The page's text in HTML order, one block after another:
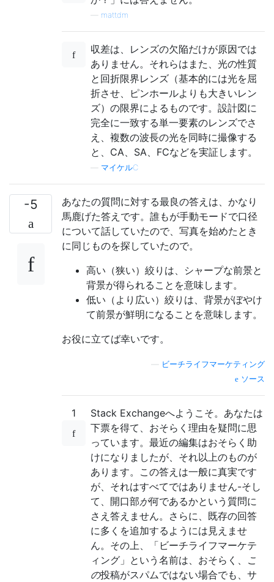
mattdm
収差は、レンズの欠陥だけが原因では
ありません。それらはまた、光の性質
と回折限界レンズ（基本的には光を屈
折させ、ピンホールよりも大きいレン
ズ）の限界によるものです。設計図に
完全に一致する単一要素のレンズでさ
え、複数の波長の光を同時に撮像する
と、CA、SA、FCなどを実証します。
マイケルC
-5
あなたの質問に対する最良の答えは、かなり
馬鹿げた答えです。誰もが手動モードで口径
について話していたので、写真を始めたとき
に同じものを探していたので。
高い（狭い）絞りは、シャープな前景と
背景が得られることを意味します。
低い（より広い）絞りは、背景がぼやけ
て前景が鮮明になることを意味します。
お役に立てば幸いです。
ビーチライフマーケティング
ソース
1
Stack Exchangeへようこそ。あなたは
下票を得て、おそらく理由を疑問に思
っています。最近の編集はおそらく助
けになりましたが、それ以上のものが
あります。この答えは一般に真実です
が、それはすべてではありません-そし
て、開口部が何であるかという質問に
さえ答えません。さらに、既存の回答
に多くを追加するようには見えませ
ん。その上、「ビーチライフマーケテ
ィング」という名前は、おそらく、 こ
の投稿がスパムではない場合でも、サ